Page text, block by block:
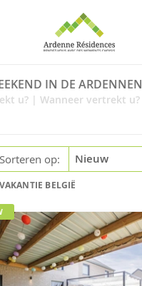
IN DE ARDENNEN
u? | Wanneer vertrekt u?
Sorteren op:
VAKANTIE BELGIË